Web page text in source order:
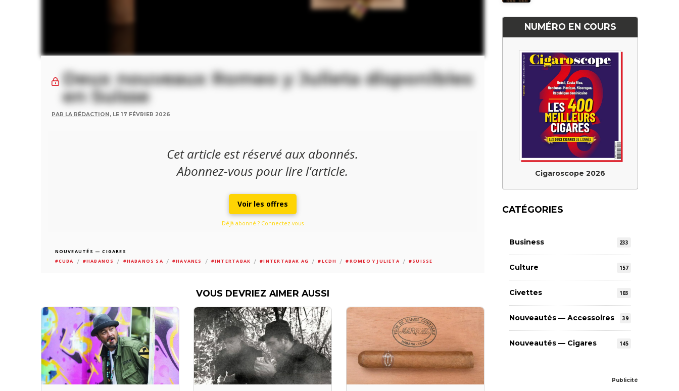
Deux nouveaux Romeo y Julieta disponibles
en Suisse
PAR LA RÉDACTION, LE 17 FÉVRIER 2026
Cet article est réservé aux abonnés.
Abonnez-vous pour lire l'article.
Voir les offres
Déjà abonné ? Connectez-vous
NOUVEAUTÉS — CIGARES
#CUBA
/ #HABANOS / #HABANOS SA / #HAVANES / #INTERTABAK / #INTERTABAK AG / #LCDH / #ROMEO Y JULIETA / #SUISSE
VOUS DEVRIEZ AIMER AUSSI
NUMÉRO EN COURS
Cigaroscope 2026
CATÉGORIES
Business 233
Culture 157
Civettes 103
Nouveautés — Accessoires 39
Nouveautés — Cigares 145
Publicité